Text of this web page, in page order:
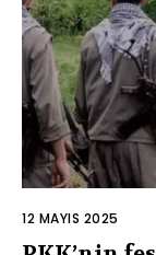
12 MAYIS 2025